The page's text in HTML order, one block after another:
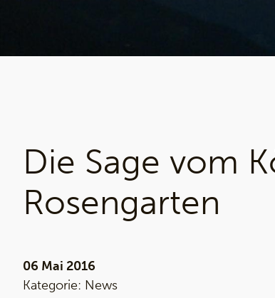
Die Sage vom
Rosengarten
06 Mai 2016
Kategorie: News